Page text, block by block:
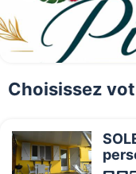
Choisissez